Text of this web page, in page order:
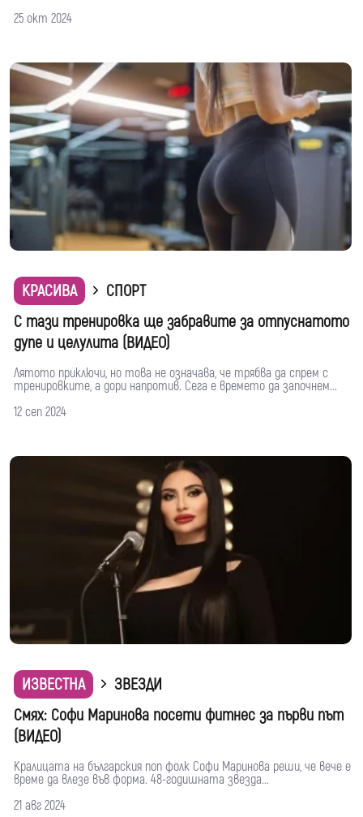
25 окт 2024
КРАСИВА
СПОРТ
С тази тренировка ще забравите за отпуснатото
дупе и целулита (ВИДЕО)
Лятото приключи, но това не означава, че трябва да спрем с
тренировките, а дори напротив. Сега е времето да започнем...
12 сеп 2024
ИЗВЕСТНА
ЗВЕЗДИ
Смях: Софи Маринова посети фитнес за първи път
(ВИДЕО)
Кралицата на българския поп фолк Софи Маринова реши, че вече е
време да влезе във форма. 48-годишната звезда...
21 авг 2024